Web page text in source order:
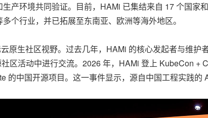
产环境共同验证。目前，HAMi 已集结来自 17 个国家
个行业，并已拓展至东南亚、欧洲等海外地区。
原生社区视野。过去几年，HAMi 的核心发起者与维护
区活动中进行交流。2026 年，HAMi 登上 KubeCon
的中国开源项目。这一事件显示，源自中国工程实践的